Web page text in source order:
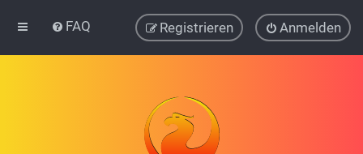
FAQ Anmelden
Registrieren